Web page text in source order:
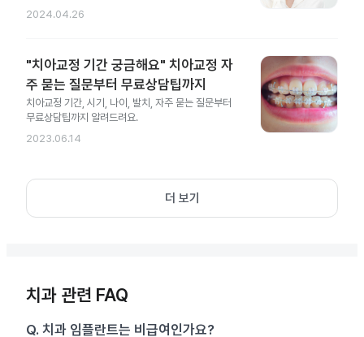
2024.04.26
"치아교정 기간 궁금해요" 치아교정 자
주 묻는 질문부터 무료상담팁까지
치아교정 기간, 시기, 나이, 발치, 자주 묻는 질문부터
무료상담팁까지 알려드려요.
2023.06.14
더 보기
치과 관련 FAQ
Q. 치과 임플란트는 비급여인가요?